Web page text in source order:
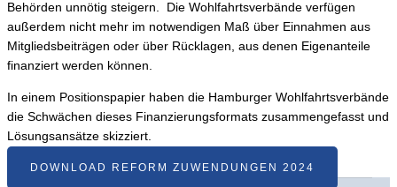
Behörden unnötig steigern. Die Wohlfahrtsverbände verfügen
außerdem nicht mehr im notwendigen Maß über Einnahmen aus
Mitgliedsbeiträgen oder über Rücklagen, aus denen Eigenanteile
finanziert werden können.
In einem Positionspapier haben die Hamburger Wohlfahrtsverbände
die Schwächen dieses Finanzierungsformats zusammengefasst und
Lösungsansätze skizziert.
DOWNLOAD REFORM ZUWENDUNGEN 2024